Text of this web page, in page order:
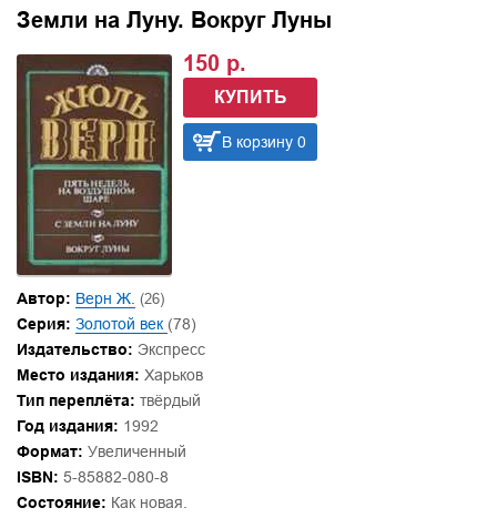
Земли на Луну. Вокруг Луны
150 р.
КУПИТЬ
В корзину 0
Автор: Верн Ж. (26)
Серия: Золотой век (78)
Издательство: Экспресс
Место издания: Харьков
Тип переплёта: твёрдый
Год издания: 1992
Формат: Увеличенный
ISBN: 5-85882-080-8
Состояние: Как новая.